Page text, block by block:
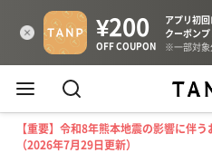
【重要】令和8年熊本地震の影響に伴
（2026年7月29日更新）